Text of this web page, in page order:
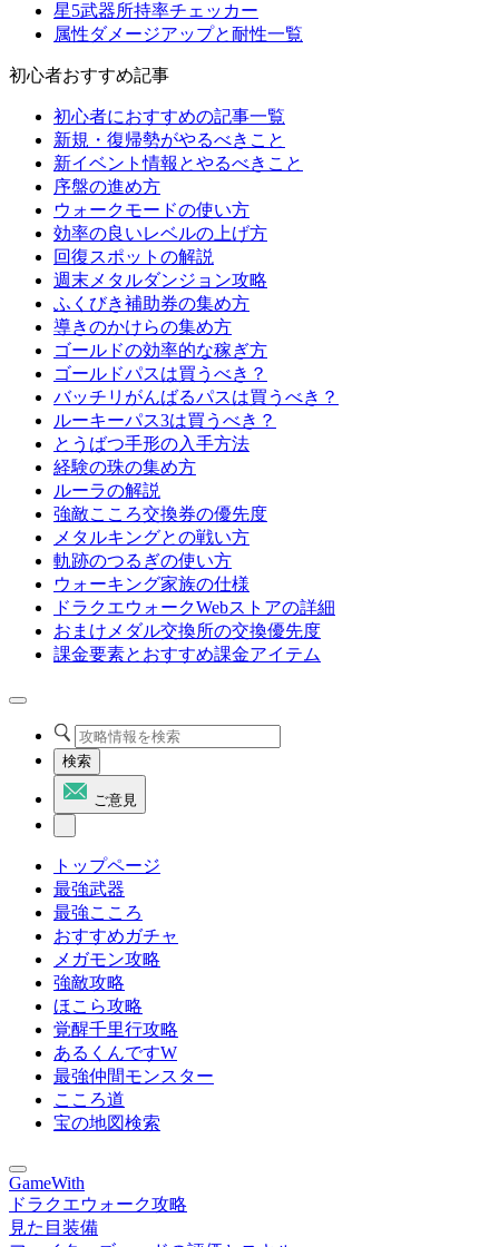
星5武器所持率チェッカー
属性ダメージアップと耐性一覧
初心者おすすめ記事
初心者におすすめの記事一覧
新規・復帰勢がやるべきこと
新イベント情報とやるべきこと
序盤の進め方
ウォークモードの使い方
効率の良いレベルの上げ方
回復スポットの解説
週末メタルダンジョン攻略
ふくびき補助券の集め方
導きのかけらの集め方
ゴールドの効率的な稼ぎ方
ゴールドパスは買うべき？
バッチリがんばるパスは買うべき？
ルーキーパス3は買うべき？
とうばつ手形の入手方法
経験の珠の集め方
ルーラの解説
強敵こころ交換券の優先度
メタルキングとの戦い方
軌跡のつるぎの使い方
ウォーキング家族の仕様
ドラクエウォークWebストアの詳細
おまけメダル交換所の交換優先度
課金要素とおすすめ課金アイテム
検索
ご意見
トップページ
最強武器
最強こころ
おすすめガチャ
メガモン攻略
強敵攻略
ほこら攻略
覚醒千里行攻略
あるくんですW
最強仲間モンスター
こころ道
宝の地図検索
GameWith
ドラクエウォーク攻略
見た目装備